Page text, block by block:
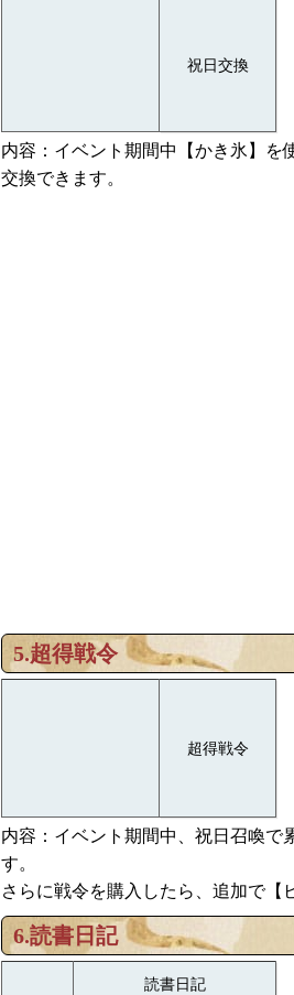
祝日交換
内容：イベント期間中【かき氷】を
交換できます。
5.超得戦令
超得戦令
内容：イベント期間中、祝日召喚
す。
さらに戦令を購入したら、追加で
6.読書日記
読書日記